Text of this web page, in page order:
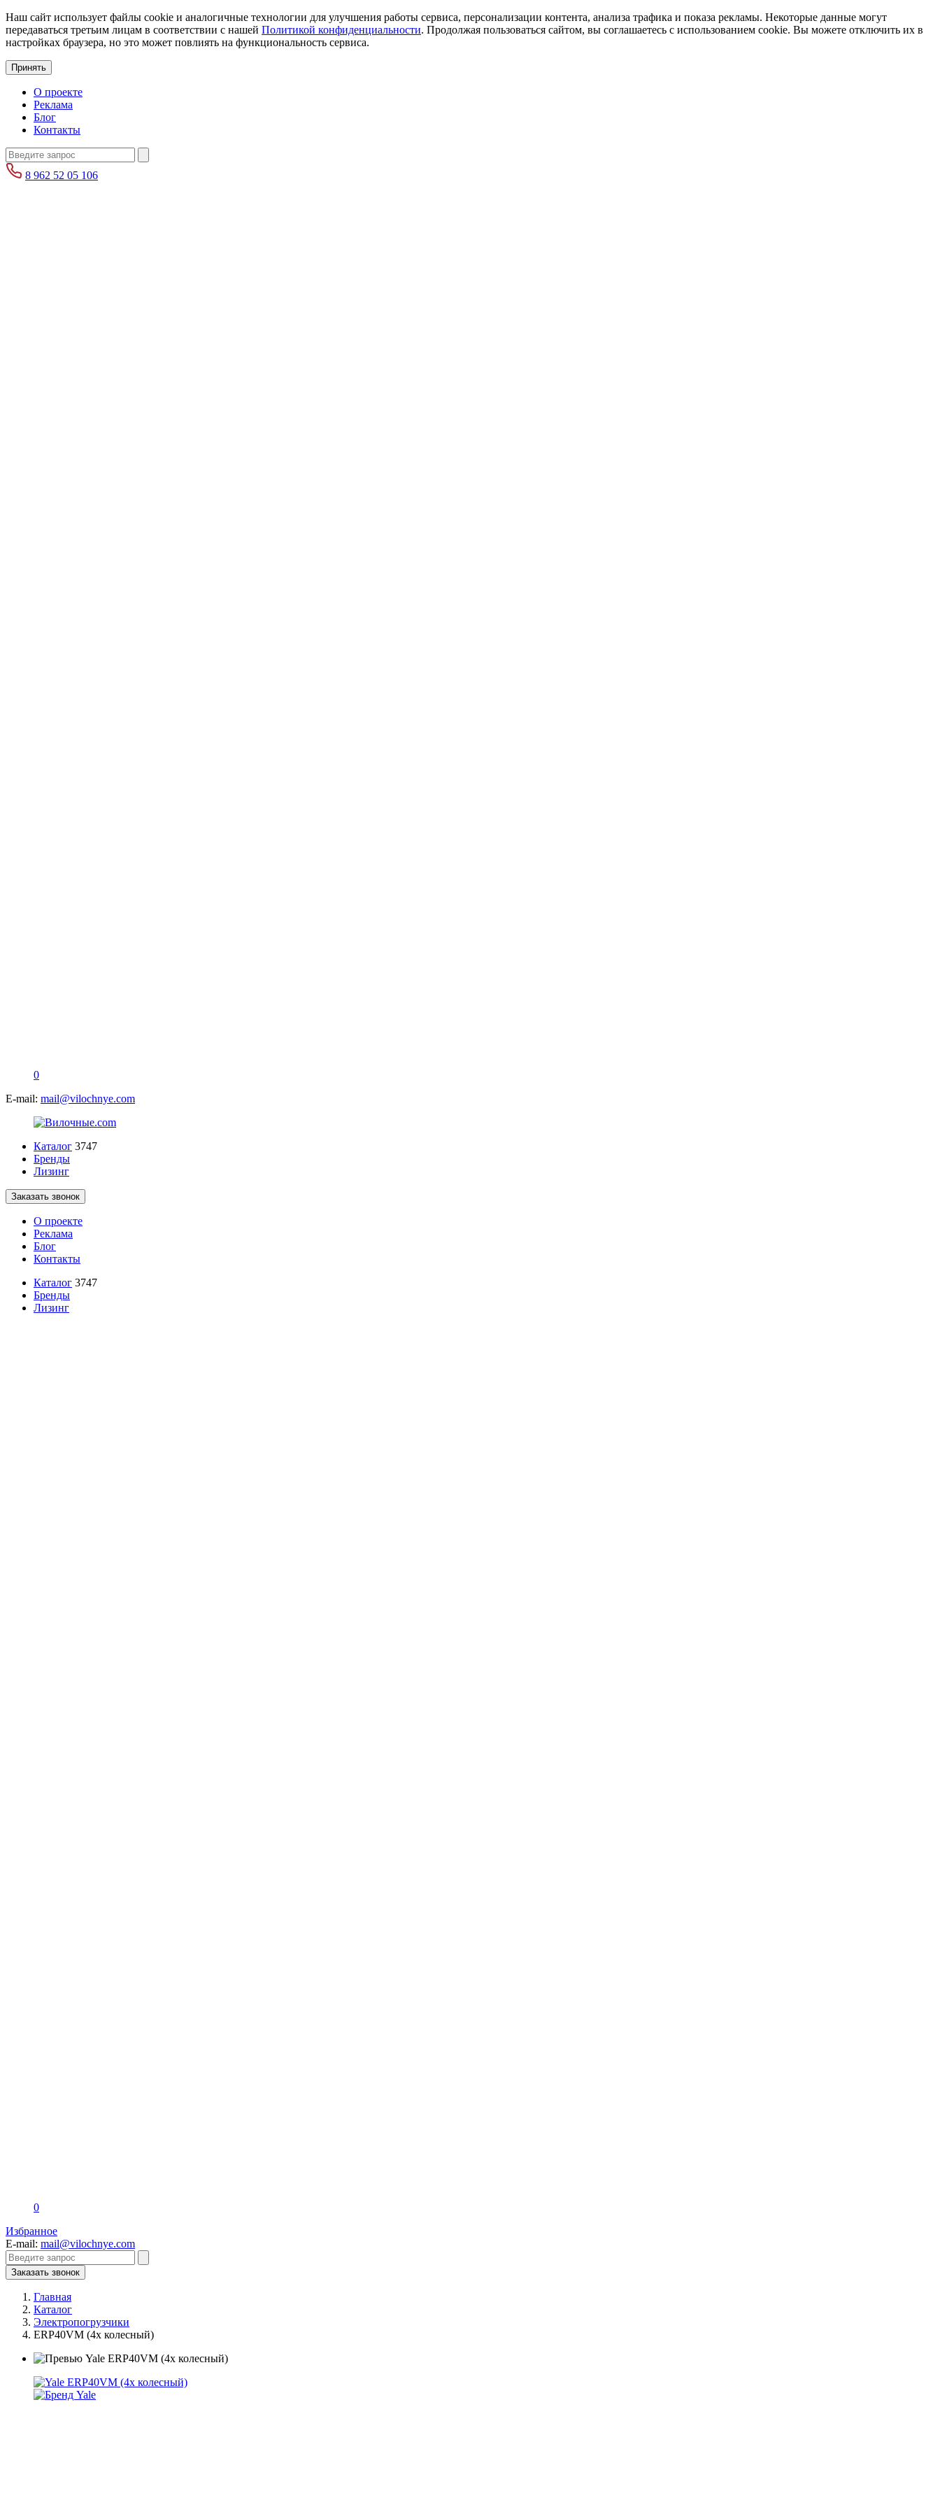
Наш сайт использует файлы cookie и аналогичные технологии для улучшения работы сервиса, персонализации контента, анализа трафика и показа рекламы. Некоторые данные могут
передаваться третьим лицам в соответствии с нашей Политикой конфиденциальности. Продолжая пользоваться сайтом, вы соглашаетесь с использованием cookie. Вы можете отключить их в
настройках браузера, но это может повлиять на функциональность сервиса.
Принять
О проекте
Реклама
Блог
Контакты
8 962 52 05 106
0
E-mail: mail@vilochnye.com
Каталог 3747
Бренды
Лизинг
Заказать звонок
О проекте
Реклама
Блог
Контакты
Каталог 3747
Бренды
Лизинг
0
Избранное
E-mail: mail@vilochnye.com
Заказать звонок
Главная
Каталог
Электропогрузчики
ERP40VM (4х колесный)